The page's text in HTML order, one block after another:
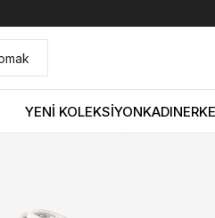
YENİ KOLEKSİYONKADIN
AYAKKABI Spor&Sneaker Kemal